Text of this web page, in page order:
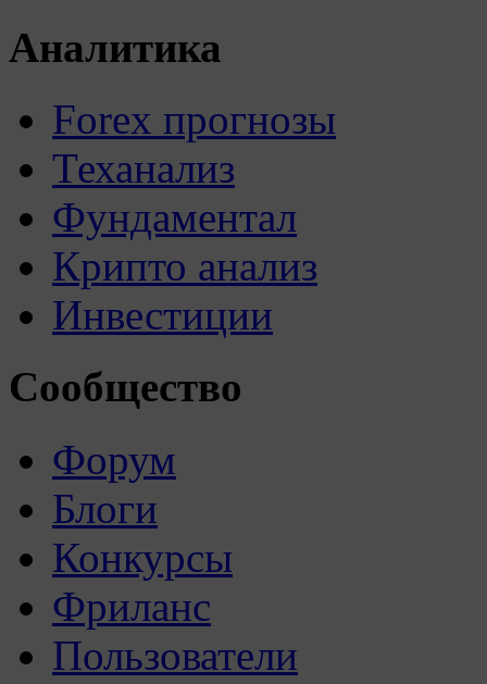
Аналитика
Forex прогнозы
Теханализ
Фундаментал
Крипто анализ
Инвестиции
Сообщество
Форум
Блоги
Конкурсы
Фриланс
Пользователи